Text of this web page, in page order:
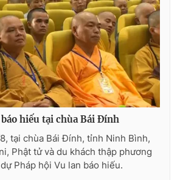
hiếu tại chùa Bái Đính
tại chùa Bái Đính, tỉnh Ninh Bình,
Phật tử và du khách thập phương
Pháp hội Vu lan báo hiếu.